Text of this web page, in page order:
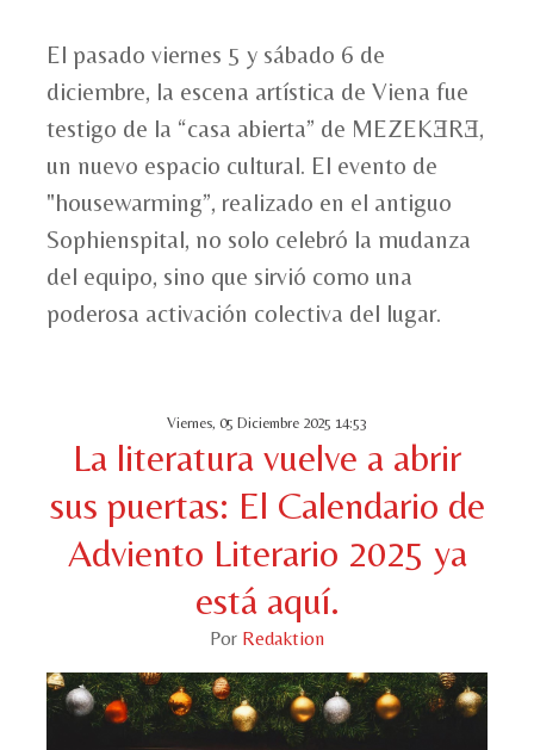
El pasado viernes 5 y sábado 6 de
diciembre, la escena artística de Viena fue
testigo de la “casa abierta” de MEZEKƎRƎ,
un nuevo espacio cultural. El evento de
"housewarming”, realizado en el antiguo
Sophienspital, no solo celebró la mudanza
del equipo, sino que sirvió como una
poderosa activación colectiva del lugar.
Viernes, 05 Diciembre 2025 14:53
La literatura vuelve a abrir
sus puertas: El Calendario de
Adviento Literario 2025 ya
está aquí.
Por Redaktion